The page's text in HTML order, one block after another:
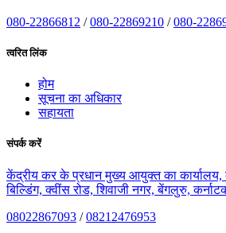
080-22866812 /080-22869210 /080-
त्वरित लिंक
होम
सूचना का अधिकार
सहायता
संपर्क करें
केंद्रीय कर के प्रधान मुख्य आयुक्त का
बिल्डिंग, क्वींस रोड, शिवाजी नगर, बेंगलुरु,
08022867093 /08212476953